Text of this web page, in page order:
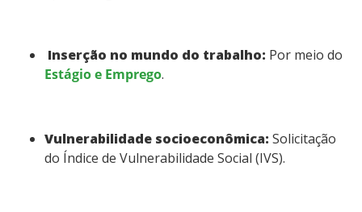
Bibliotecas
Intercâmbio Estudantil
Inserção no mundo do trabalho: Por meio do
Estágio e Emprego.
Vulnerabilidade socioeconômica: Solicitação
do Índice de Vulnerabilidade Social (IVS).